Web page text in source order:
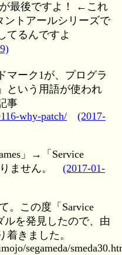
最後ですよ！ ←これ
ントアールシリーズで
てるんですよ
マーク1が、プログラ
という用語が使われ
事
why-patch/
(2017-
」→「Service
ません。
(2017-01-
。この度「Sarvice
ルを発見したので、由
きました。
segameda/